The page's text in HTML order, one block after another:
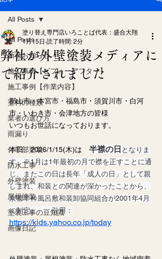
All Posts
新着お知らせ
施工事例【ビフォーアフター】
施工事例【作業内容】
塗料の種類
業者の選び方
雨漏り
付帯部塗装
防水工事
外壁塗装
屋根塗装
塗装工事の豆知識
画像日記
All Posts
弊社が外壁塗装メディアに
て紹介されました
塗り替え専門店いろことば代表：盛合大翔
1月15日 読了時間: 2分
郡山市・本宮市・福島市・須賀川市・白河
市・いわき市・会津地方の皆様
いつもお世話になっております。
本日、2026/1/15(木)は 半襟の日 となりま
す　※1月は1年最初の月で襟を正すことに通
じ、またこの日は長年「成人の日」として親
しまれ、和装との関連が深かったことから、
京都半衿風呂敷和装卸協同組合が2001年4月
に制定。 引用：
https://kids.yahoo.co.jp/today